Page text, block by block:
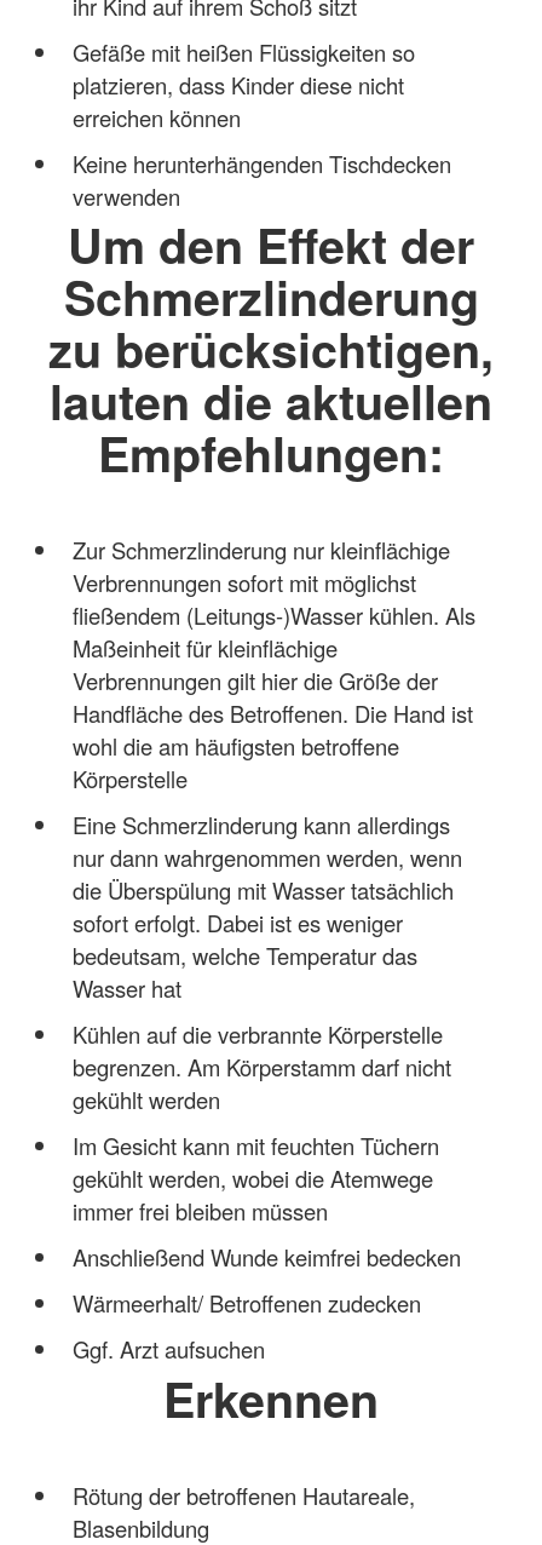
Gefäße mit heißen Flüssigkeiten so
platzieren, dass Kinder diese nicht
erreichen können
Keine herunterhängenden Tischdecken
verwenden
Um den Effekt der
Schmerzlinderung
zu berücksichtigen,
lauten die aktuellen
Empfehlungen:
Zur Schmerzlinderung nur kleinflächige
Verbrennungen sofort mit möglichst
fließendem (Leitungs-)Wasser kühlen. Als
Maßeinheit für kleinflächige
Verbrennungen gilt hier die Größe der
Handfläche des Betroffenen. Die Hand ist
wohl die am häufigsten betroffene
Körperstelle
Eine Schmerzlinderung kann allerdings
nur dann wahrgenommen werden, wenn
die Überspülung mit Wasser tatsächlich
sofort erfolgt. Dabei ist es weniger
bedeutsam, welche Temperatur das
Wasser hat
Kühlen auf die verbrannte Körperstelle
begrenzen. Am Körperstamm darf nicht
gekühlt werden
Im Gesicht kann mit feuchten Tüchern
gekühlt werden, wobei die Atemwege
immer frei bleiben müssen
Anschließend Wunde keimfrei bedecken
Wärmeerhalt/ Betroffenen zudecken
Ggf. Arzt aufsuchen
Erkennen
Rötung der betroffenen Hautareale,
Blasenbildung